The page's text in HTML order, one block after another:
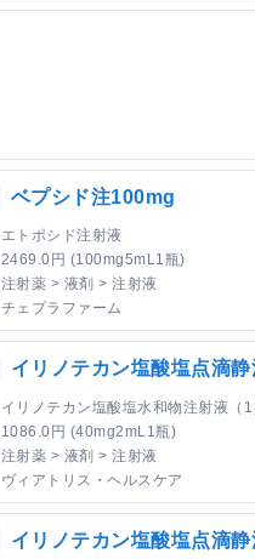
ベプシド注100mg
エトポシド注射液
2469.0円 (100mg5mL1瓶)
注射薬 > 液剤 > 注射液
チェプラファーム
イリノテカン塩酸塩点滴
イリノテカン塩酸塩水和物注射液（1
1086.0円 (40mg2mL1瓶)
注射薬 > 液剤 > 注射液
ヴィアトリス・ヘルスケア
イリノテカン塩酸塩点滴